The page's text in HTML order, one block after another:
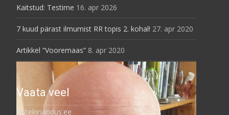
Kaitstud: Testime 16. apr 2026
7 kuud pärast ilmumist RR topis 2. kohal! 27. apr 2020
Artikkel “Vooremaas” 8. apr 2020
Vaata veel
lastekirjandus.ee